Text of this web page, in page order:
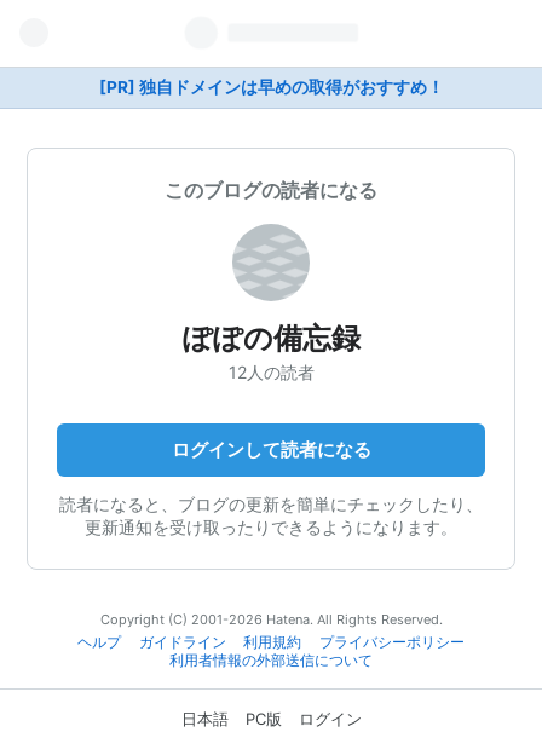
[PR] 独自ドメインは早めの取得がおすすめ！
このブログの読者になる
ぽぽの備忘録
12人の読者
ログインして読者になる
読者になると、ブログの更新を簡単にチェックしたり、
更新通知を受け取ったりできるようになります。
Copyright (C) 2001-2026 Hatena. All Rights Reserved.
ヘルプ
ガイドライン 利用規約
プライバシーポリシー
利用者情報の外部送信について
日本語 PC版 ログイン